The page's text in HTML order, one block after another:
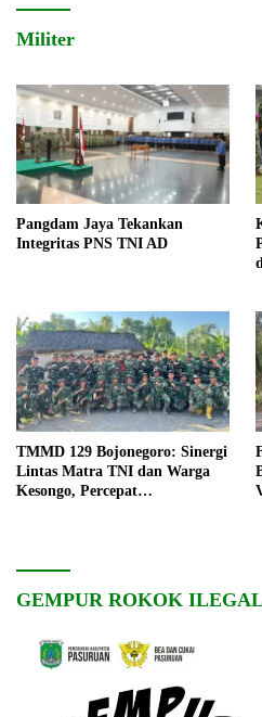
Militer
Pangdam Jaya Tekankan
Integritas PNS TNI AD
TMMD 129 Bojonegoro: Sinergi
Lintas Matra TNI dan Warga
Kesongo, Percepat
GEMPUR ROKOK